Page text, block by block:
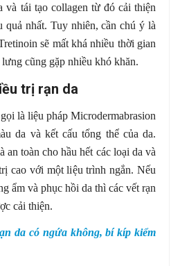
và tái tạo collagen từ đó cải thiện
quả nhất. Tuy nhiên, cần chú ý là
sẽ mất khá nhiều thời gian
cũng gặp nhiều khó khăn.
trị rạn da
là liệu pháp Microdermabrasion
da và kết cấu tổng thể của da.
an toàn cho hầu hết các loại da và
cao với một liệu trình ngắn. Nếu
ẩm và phục hồi da thì các vết rạn
cải thiện.
da có ngứa không, bí kíp kiểm